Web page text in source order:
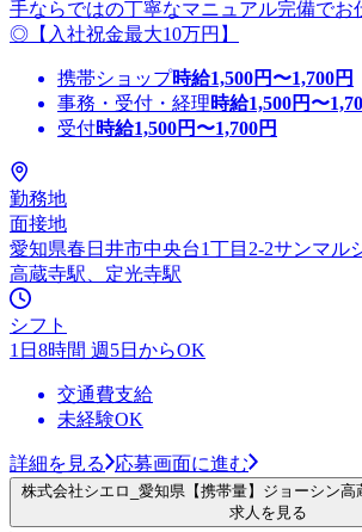
手ならではの丁寧なマニュアル完備でお
◎【入社祝金最大10万円】
携帯ショップ時給1,500円〜1,700円
事務・受付・経理時給1,500円〜
受付時給1,500円〜1,700円
勤務地
面接地
愛知県春日井市中央台1丁目2-2サンマル
高蔵寺駅、定光寺駅
シフト
1日8時間 週5日からOK
交通費支給
未経験OK
詳細を見る 応募画面に進む
株式会社シエロ_愛知県【携帯量】ジョーシン
求人を見る